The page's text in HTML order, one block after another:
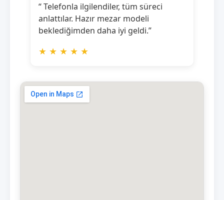
“ Telefonla ilgilendiler, tüm süreci
anlattılar. Hazır mezar modeli
beklediğimden daha iyi geldi.”
★ ★ ★ ★ ★